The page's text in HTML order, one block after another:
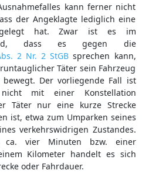
kann ferner nicht
der Angeklagte lediglich eine
hat. Zwar ist es im
dass es gegen die
2 Nr. 2 StGB sprechen kann,
Täter sein Fahrzeug
Der vorliegende Fall ist
mit einer Konstellation
Täter nur eine kurze Strecke
ist, etwa zum Umparken seines
verkehrswidrigen Zustandes.
ca. vier Minuten bzw. einer
Kilometer handelt es sich
oder Fahrdauer.